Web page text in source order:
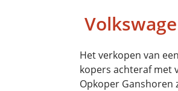
Het verkopen van
kopers achteraf met
Opkoper Ganshoren